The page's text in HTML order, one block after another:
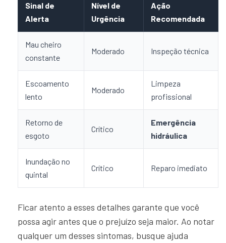
Sinal de
Alerta
Nível de
Urgência
Ação
Recomendada
Mau cheiro
constante
Moderado Inspeção técnica
Escoamento
lento
Moderado
Limpeza
profissional
Retorno de
esgoto
Crítico
Emergência
hidráulica
Inundação no
quintal
Crítico Reparo imediato
Ficar atento a esses detalhes garante que você
possa agir antes que o prejuízo seja maior. Ao notar
qualquer um desses sintomas, busque ajuda